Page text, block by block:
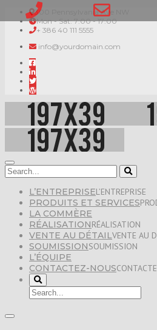
300 Pennsylvania Ave NW
Mon - Sat: 7:00 - 17:00
+ 386 40 111 5555
info@yourdomain.com
L’ENTREPRISEL’ENTREPRISE
PRODUITS ET SERVICES
LA COMMÈRE
RÉALISATIONRÉALISATION
VENTE AU DÉTAILVENTE AU
SOUMISSIONSOUMISSION
L’ÉQUIPE
CONTACTEZ-NOUS